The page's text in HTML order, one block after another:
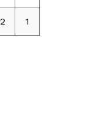
2 1